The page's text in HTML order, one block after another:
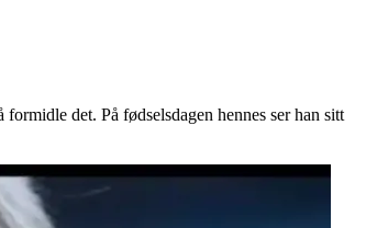
det. På fødselsdagen hennes ser han sitt